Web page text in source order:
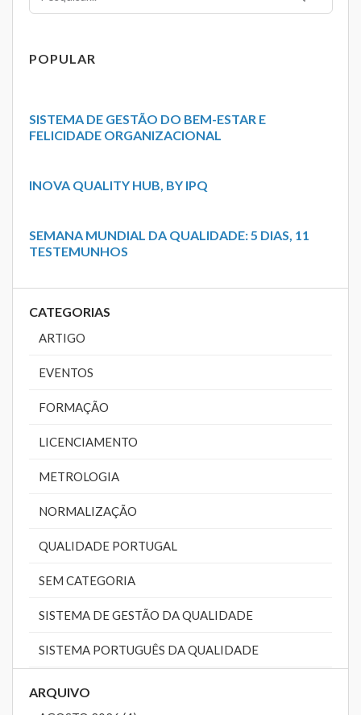
POPULAR
SISTEMA DE GESTÃO DO BEM-ESTAR E
FELICIDADE ORGANIZACIONAL
INOVA QUALITY HUB, BY IPQ
SEMANA MUNDIAL DA QUALIDADE: 5 DIAS, 11
TESTEMUNHOS
CATEGORIAS
ARTIGO
EVENTOS
FORMAÇÃO
LICENCIAMENTO
METROLOGIA
NORMALIZAÇÃO
QUALIDADE PORTUGAL
SEM CATEGORIA
SISTEMA DE GESTÃO DA QUALIDADE
SISTEMA PORTUGUÊS DA QUALIDADE
ARQUIVO